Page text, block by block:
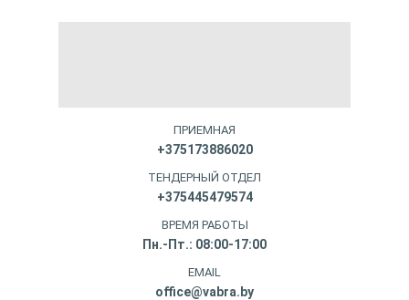
ПРИЕМНАЯ
+375173886020
ТЕНДЕРНЫЙ ОТДЕЛ
+375445479574
ВРЕМЯ РАБОТЫ
Пн.-Пт.: 08:00-17:00
EMAIL
office@vabra.by